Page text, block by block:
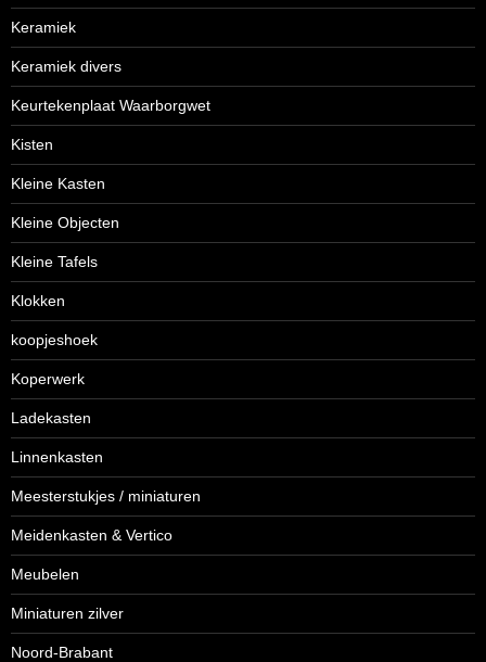
Keramiek
Keramiek divers
Keurtekenplaat Waarborgwet
Kisten
Kleine Kasten
Kleine Objecten
Kleine Tafels
Klokken
koopjeshoek
Koperwerk
Ladekasten
Linnenkasten
Meesterstukjes / miniaturen
Meidenkasten & Vertico
Meubelen
Miniaturen zilver
Noord-Brabant